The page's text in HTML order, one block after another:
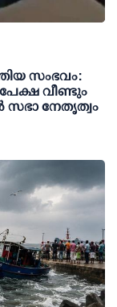
സംഭവം:
വീണ്ടും
സഭാ നേതൃത്വം